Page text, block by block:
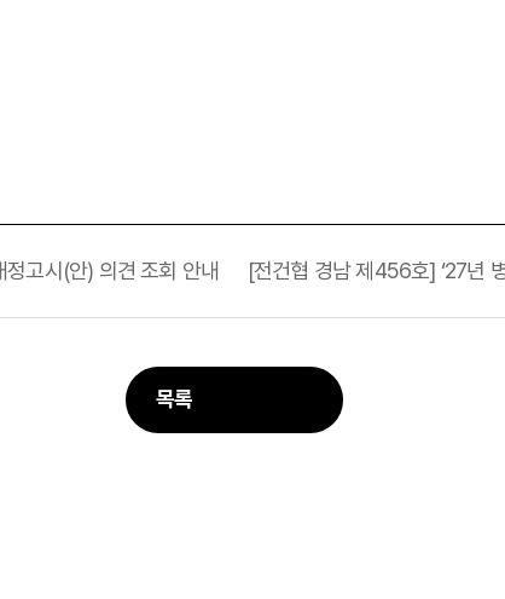
정고시(안) 의견 조회 안내 [전건협 경남 제456호] ‘27년
목록